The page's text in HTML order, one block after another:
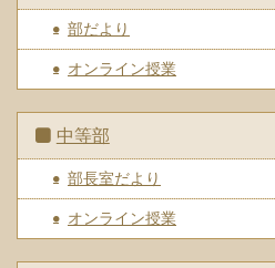
部だより
オンライン授業
中等部
部長室だより
オンライン授業